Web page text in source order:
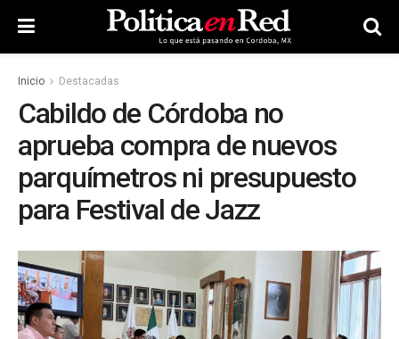
Inicio Destacadas
Cabildo de Córdoba no
aprueba compra de nuevos
parquímetros ni presupuesto
para Festival de Jazz